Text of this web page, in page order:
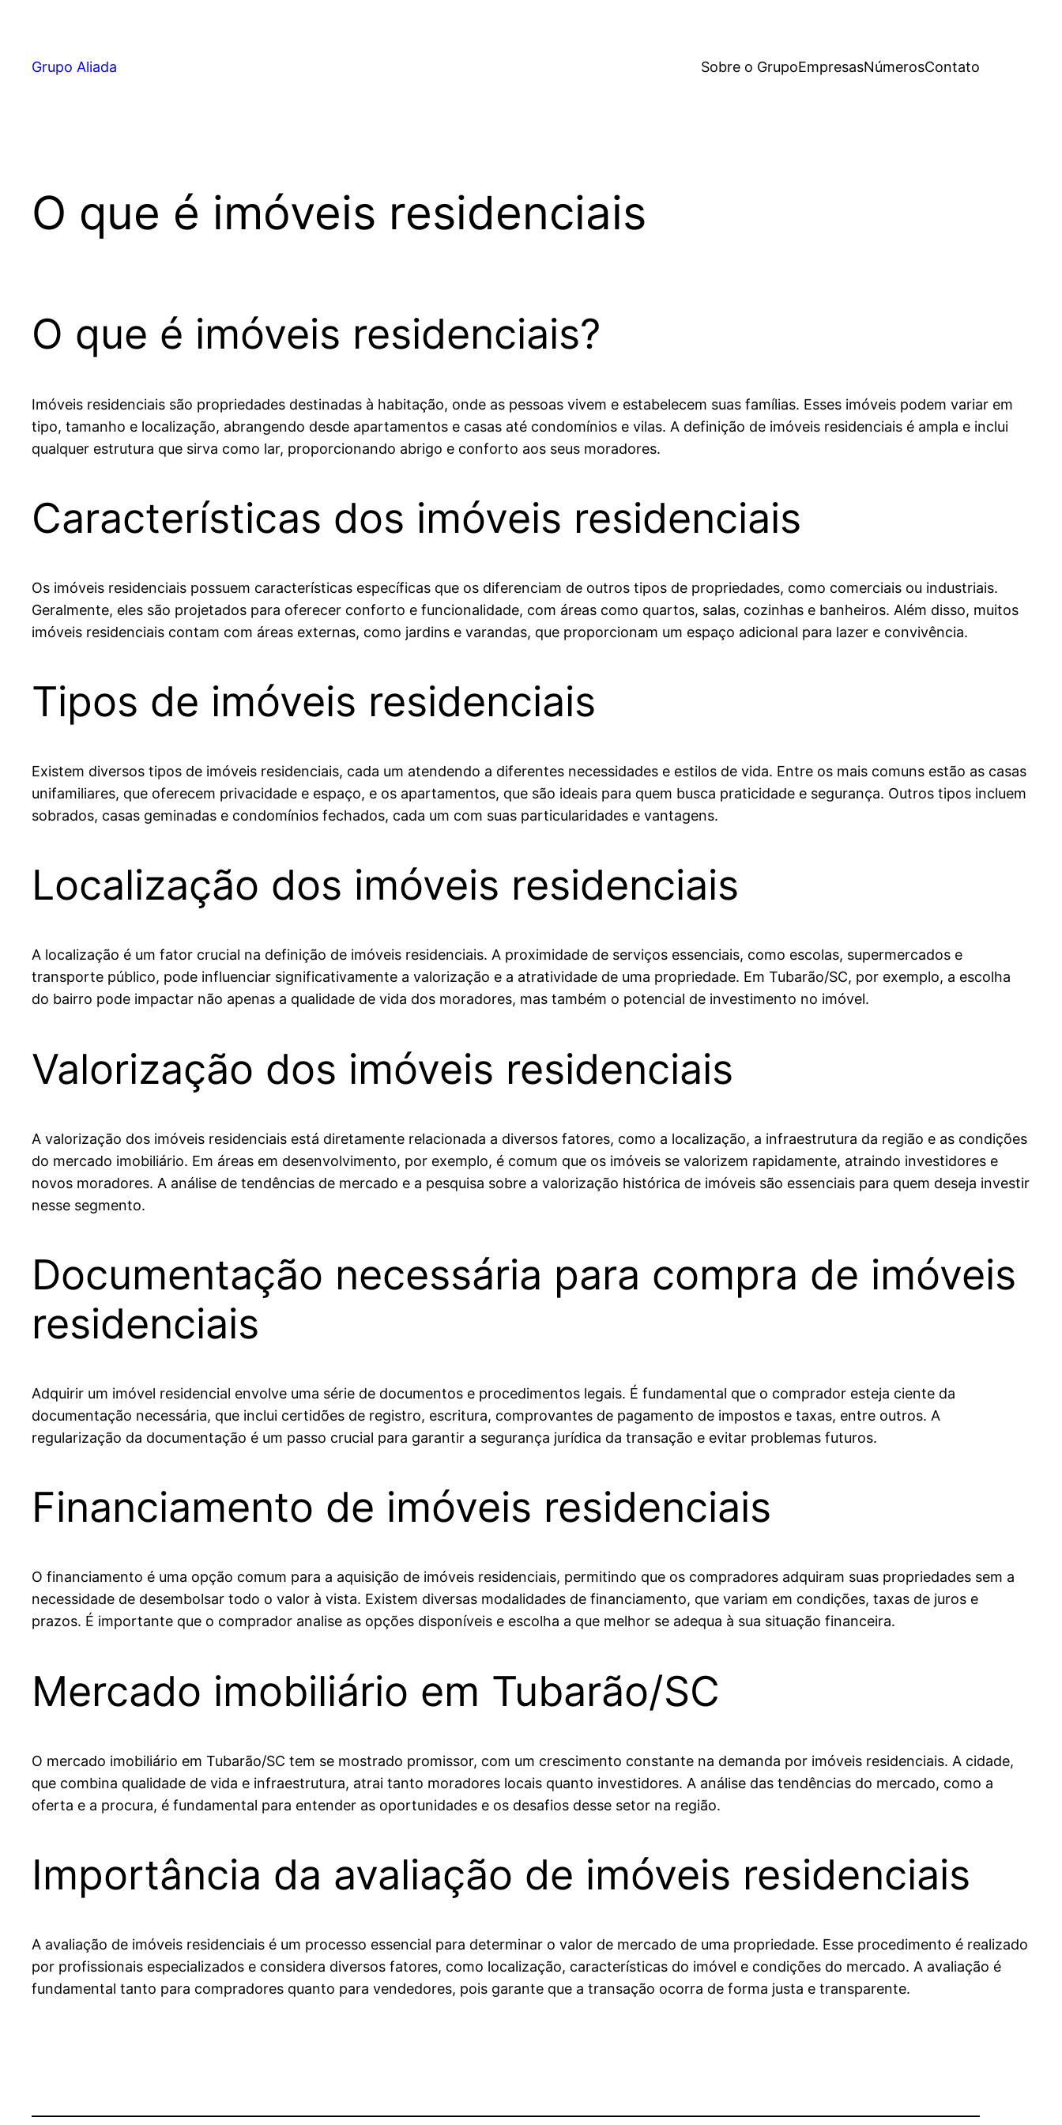
Grupo Aliada Sobre o GrupoEmpresasNúmerosContato
O que é imóveis residenciais
O que é imóveis residenciais?
Imóveis residenciais são propriedades destinadas à habitação, onde as pessoas vivem e estabelecem suas famílias. Esses imóveis podem variar em
tipo, tamanho e localização, abrangendo desde apartamentos e casas até condomínios e vilas. A definição de imóveis residenciais é ampla e inclui
qualquer estrutura que sirva como lar, proporcionando abrigo e conforto aos seus moradores.
Características dos imóveis residenciais
Os imóveis residenciais possuem características específicas que os diferenciam de outros tipos de propriedades, como comerciais ou industriais.
Geralmente, eles são projetados para oferecer conforto e funcionalidade, com áreas como quartos, salas, cozinhas e banheiros. Além disso, muitos
imóveis residenciais contam com áreas externas, como jardins e varandas, que proporcionam um espaço adicional para lazer e convivência.
Tipos de imóveis residenciais
Existem diversos tipos de imóveis residenciais, cada um atendendo a diferentes necessidades e estilos de vida. Entre os mais comuns estão as casas
unifamiliares, que oferecem privacidade e espaço, e os apartamentos, que são ideais para quem busca praticidade e segurança. Outros tipos incluem
sobrados, casas geminadas e condomínios fechados, cada um com suas particularidades e vantagens.
Localização dos imóveis residenciais
A localização é um fator crucial na definição de imóveis residenciais. A proximidade de serviços essenciais, como escolas, supermercados e
transporte público, pode influenciar significativamente a valorização e a atratividade de uma propriedade. Em Tubarão/SC, por exemplo, a escolha
do bairro pode impactar não apenas a qualidade de vida dos moradores, mas também o potencial de investimento no imóvel.
Valorização dos imóveis residenciais
A valorização dos imóveis residenciais está diretamente relacionada a diversos fatores, como a localização, a infraestrutura da região e as condições
do mercado imobiliário. Em áreas em desenvolvimento, por exemplo, é comum que os imóveis se valorizem rapidamente, atraindo investidores e
novos moradores. A análise de tendências de mercado e a pesquisa sobre a valorização histórica de imóveis são essenciais para quem deseja investir
nesse segmento.
Documentação necessária para compra de imóveis
residenciais
Adquirir um imóvel residencial envolve uma série de documentos e procedimentos legais. É fundamental que o comprador esteja ciente da
documentação necessária, que inclui certidões de registro, escritura, comprovantes de pagamento de impostos e taxas, entre outros. A
regularização da documentação é um passo crucial para garantir a segurança jurídica da transação e evitar problemas futuros.
Financiamento de imóveis residenciais
O financiamento é uma opção comum para a aquisição de imóveis residenciais, permitindo que os compradores adquiram suas propriedades sem a
necessidade de desembolsar todo o valor à vista. Existem diversas modalidades de financiamento, que variam em condições, taxas de juros e
prazos. É importante que o comprador analise as opções disponíveis e escolha a que melhor se adequa à sua situação financeira.
Mercado imobiliário em Tubarão/SC
O mercado imobiliário em Tubarão/SC tem se mostrado promissor, com um crescimento constante na demanda por imóveis residenciais. A cidade,
que combina qualidade de vida e infraestrutura, atrai tanto moradores locais quanto investidores. A análise das tendências do mercado, como a
oferta e a procura, é fundamental para entender as oportunidades e os desafios desse setor na região.
Importância da avaliação de imóveis residenciais
A avaliação de imóveis residenciais é um processo essencial para determinar o valor de mercado de uma propriedade. Esse procedimento é realizado
por profissionais especializados e considera diversos fatores, como localização, características do imóvel e condições do mercado. A avaliação é
fundamental tanto para compradores quanto para vendedores, pois garante que a transação ocorra de forma justa e transparente.